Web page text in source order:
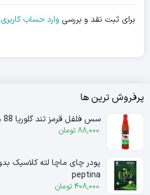
برای ثبت نقد و بررسی وارد حساب کاربری
پرفروش ترین ها
سس فلفل قرمز تند گلوریا 88 میل – gloria
88,000 تومان
peptina
408,000 تومان